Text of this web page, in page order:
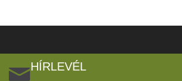
HÍRLEVÉL